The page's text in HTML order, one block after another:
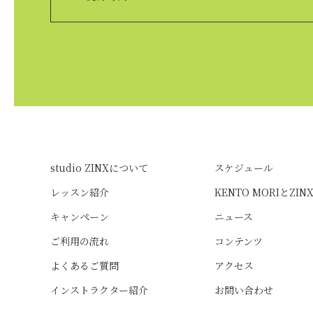
studio ZINXについて
レッスン紹介
キャンペーン
ご利用の流れ
よくあるご質問
インストラクター紹介
スケジュール
KENTO MORIとZINX
ニュース
コンテンツ
アクセス
お問い合わせ